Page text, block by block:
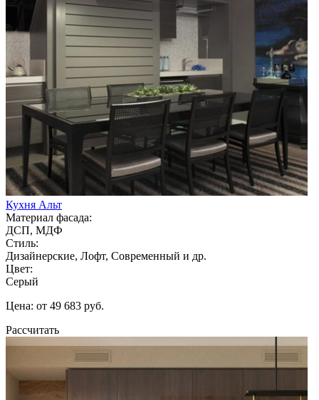
Кухня Альт
Материал фасада:
ДСП, МДФ
Стиль:
Дизайнерские, Лофт, Современный и др.
Цвет:
Серый
Цена: от 49 683 руб.
Рассчитать